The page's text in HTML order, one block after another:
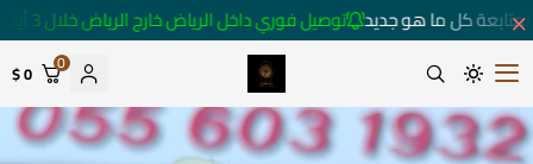
كل ما هو جديد توصيل فوري داخل الرياض خارج الرياض خلال 3 أيام 🚚
متجر ساعات رومانس
0
0 $